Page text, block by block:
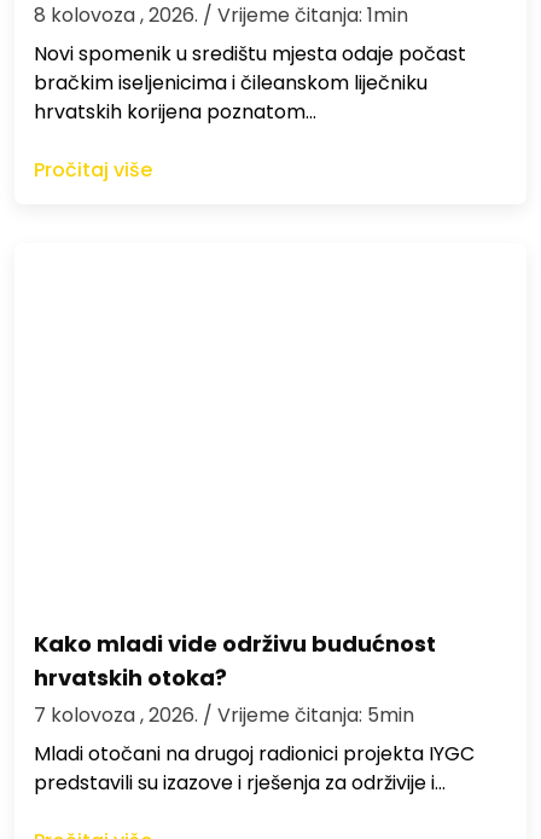
8 kolovoza , 2026. / Vrijeme čitanja: 1min
Novi spomenik u središtu mjesta odaje počast
bračkim iseljenicima i čileanskom liječniku
hrvatskih korijena poznatom…
Pročitaj više
Kako mladi vide održivu budućnost
hrvatskih otoka?
7 kolovoza , 2026. / Vrijeme čitanja: 5min
Mladi otočani na drugoj radionici projekta IYGC
predstavili su izazove i rješenja za održivije i…